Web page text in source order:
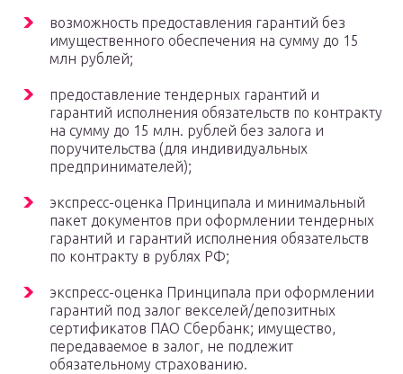
возможность предоставления гарантий без
имущественного обеспечения на сумму до 15
млн рублей;
предоставление тендерных гарантий и
гарантий исполнения обязательств по контракту
на сумму до 15 млн. рублей без залога и
поручительства (для индивидуальных
предпринимателей);
экспресс-оценка Принципала и минимальный
пакет документов при оформлении тендерных
гарантий и гарантий исполнения обязательств
по контракту в рублях РФ;
экспресс-оценка Принципала при оформлении
гарантий под залог векселей/депозитных
сертификатов ПАО Сбербанк; имущество,
передаваемое в залог, не подлежит
обязательному страхованию.